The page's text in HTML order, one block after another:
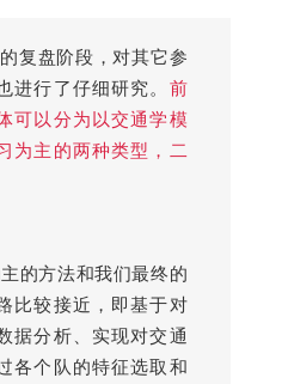
复盘阶段，对其它参
进行了仔细研究。 前
可以分为以交通学模
为主的两种类型，二
的方法和我们最终的
比较接近，即基于对
据分析、实现对交通
各个队的特征选取和